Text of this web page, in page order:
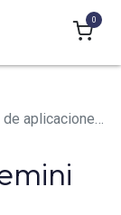
0
funciones inteligentes